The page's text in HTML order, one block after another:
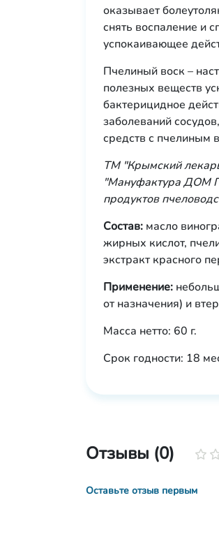
оказывает
снять воспаление и
успокаивающее
Пчелиный воск –
полезных веществ
бактерицидное
заболеваний
средств с пчелиным
ТМ "Крымский
"Мануфактура ДОМ
продуктов
Состав: масло
жирных кислот,
экстракт красного
Применение:
от назначения) и
Масса нетто: 60 г.
Срок годности: 18
Отзывы (0)
Оставьте отзыв первым